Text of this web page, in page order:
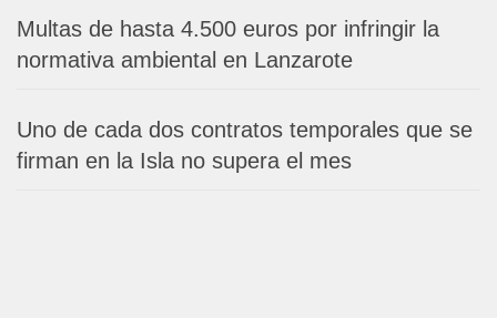
Multas de hasta 4.500 euros por infringir la
normativa ambiental en Lanzarote
Uno de cada dos contratos temporales que se
firman en la Isla no supera el mes